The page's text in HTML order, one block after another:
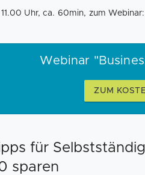
Uhr, ca. 60min, zum Webinar:
Webinar
ZUM
für
sparen